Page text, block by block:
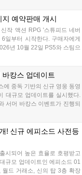
아이템을 교환할 수 있다. 상
다....
예약판매 개시
작 액션 RPG '스튜피드 네버
일부터 시작한다. 구매자에게
년 10월 22일 PS5와 스팀으
디 해킹과 스타일 이트 능력
정이다....
캉스 업데이트
에 중독 기반의 신규 영웅 동영
대규모 업데이트를 실시했다.
서머 바캉스 이벤트가 진행되
설 장신구 상자 등 풍성한 보
상위 100명에게는 특별 랭킹
통해 이용자들에게 다채로운
! 신규 에피소드 사전등
시되어 높은 효율로 호평받고
규모 업데이트인 에피소드 01
드 거래소, 신의 탑 3층 확장